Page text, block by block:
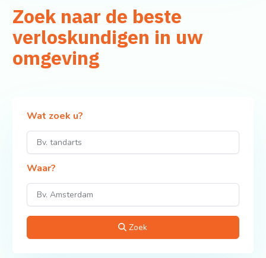
Zoek naar de beste
verloskundigen in uw
omgeving
Wat zoek u?
Waar?
Zoek